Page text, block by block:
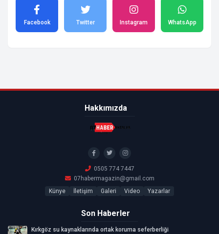
Facebook Twitter Instagram WhatsApp
Hakkımızda
0505 774 7447
07habermagazin@gmail.com
Künye
İletişim Galeri Video Yazarlar
Son Haberler
Kırkgöz su kaynaklarında ortak koruma seferberliği